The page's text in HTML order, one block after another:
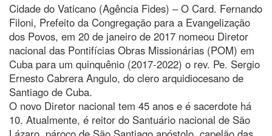
Cidade do Vaticano (Agência Fides) – O Card. Fernando
Filoni, Prefeito da Congregação para a Evangelização
dos Povos, em 20 de janeiro de 2017 nomeou Diretor
nacional das Pontifícias Obras Missionárias (POM) em
Cuba para um quinquênio (2017-2022) o rev. Pe. Sergio
Ernesto Cabrera Angulo, do clero arquidiocesano de
Santiago de Cuba.
O novo Diretor nacional tem 45 anos e é sacerdote há
10. Atualmente, é reitor do Santuário nacional de São